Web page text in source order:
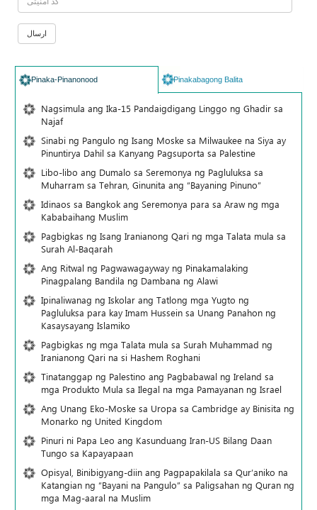
Pinaka-Pinanonood Pinakabagong Balita
Nagsimula ang Ika-15 Pandaigdigang Linggo ng Ghadir sa
Najaf
Sinabi ng Pangulo ng Isang Moske sa Milwaukee na Siya ay
Pinuntirya Dahil sa Kanyang Pagsuporta sa Palestine
Libo-libo ang Dumalo sa Seremonya ng Pagluluksa sa
Muharram sa Tehran, Ginunita ang “Bayaning Pinuno”
Idinaos sa Bangkok ang Seremonya para sa Araw ng mga
Kababaihang Muslim
Pagbigkas ng Isang Iranianong Qari ng mga Talata mula sa
Surah Al-Baqarah
Ang Ritwal ng Pagwawagayway ng Pinakamalaking
Pinagpalang Bandila ng Dambana ng Alawi
Ipinaliwanag ng Iskolar ang Tatlong mga Yugto ng
Pagluluksa para kay Imam Hussein sa Unang Panahon ng
Kasaysayang Islamiko
Pagbigkas ng mga Talata mula sa Surah Muhammad ng
Iranianong Qari na si Hashem Roghani
Tinatanggap ng Palestino ang Pagbabawal ng Ireland sa
mga Produkto Mula sa Ilegal na mga Pamayanan ng Israel
Ang Unang Eko-Moske sa Uropa sa Cambridge ay Binisita ng
Monarko ng United Kingdom
Pinuri ni Papa Leo ang Kasunduang Iran-US Bilang Daan
Tungo sa Kapayapaan
Opisyal, Binibigyang-diin ang Pagpapakilala sa Qur’aniko na
Katangian ng “Bayani na Pangulo” sa Paligsahan ng Quran ng
mga Mag-aaral na Muslim